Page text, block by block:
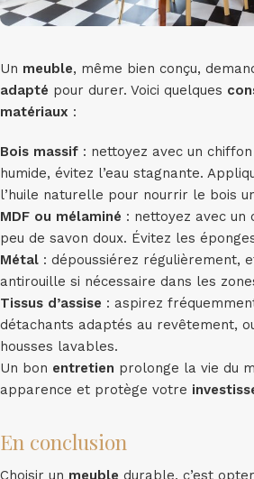
Un meuble, même bien conçu,
adapté pour durer. Voici quelques
matériaux :
Bois massif : nettoyez avec un
humide, évitez l’eau stagnante.
l’huile naturelle pour nourrir le bois
MDF ou mélaminé : nettoyez avec un
peu de savon doux. Évitez les
Métal : dépoussiérez régulièrement,
antirouille si nécessaire dans les
Tissus d’assise : aspirez
détachants adaptés au revêtement,
housses lavables.
Un bon entretien prolonge la vie du
apparence et protège votre
En conclusion
Choisir un meuble durable, c’est